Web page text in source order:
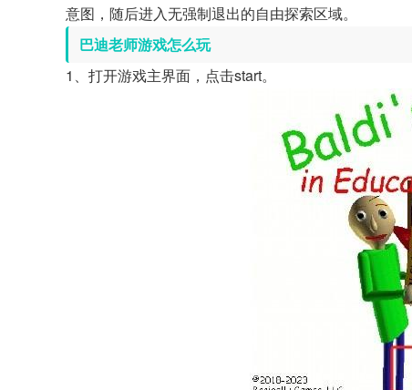
意图，随后进入无强制退出的自由探索区域。
巴迪老师游戏怎么玩
1、打开游戏主界面，点击start。